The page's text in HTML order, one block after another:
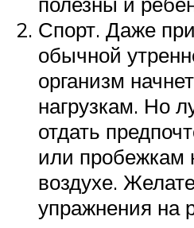
Спорт. Даже
обычной
организм
нагрузкам. Но
отдать
или пробежкам
воздухе.
упражнения на